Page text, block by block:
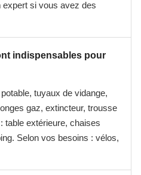
expert si vous avez des
indispensables pour
tuyaux de vidange,
gaz, extincteur, trousse
table extérieure, chaises
Selon vos besoins : vélos,